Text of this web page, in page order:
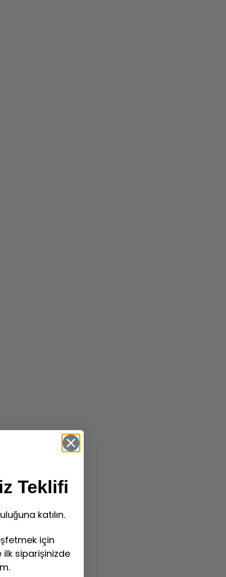
Teklifi
katılın.
için
siparişinizde